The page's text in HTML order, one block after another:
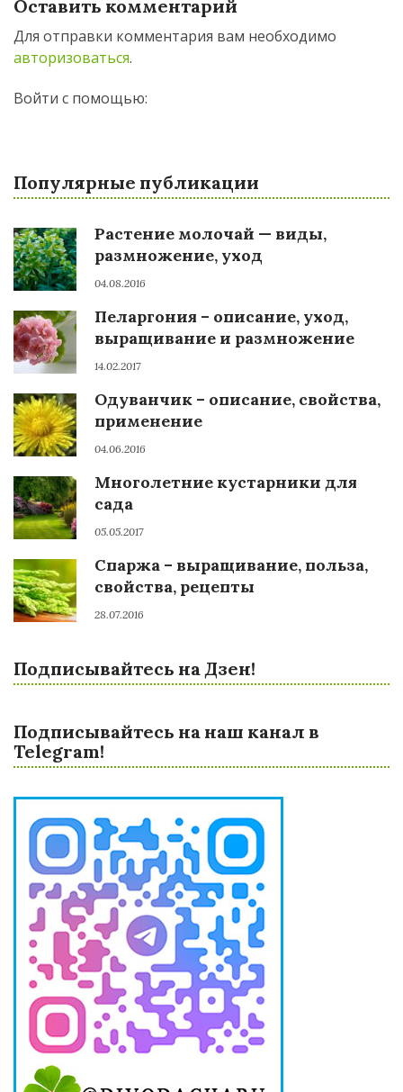
Оставить комментарий
Для отправки комментария вам необходимо
авторизоваться.
Войти с помощью:
Популярные публикации
Растение молочай — виды,
размножение, уход
04.08.2016
Пеларгония – описание, уход,
выращивание и размножение
14.02.2017
Одуванчик – описание, свойства,
применение
04.06.2016
Многолетние кустарники для
сада
05.05.2017
Спаржа – выращивание, польза,
свойства, рецепты
28.07.2016
Подписывайтесь на Дзен!
Подписывайтесь на наш канал в
Telegram!